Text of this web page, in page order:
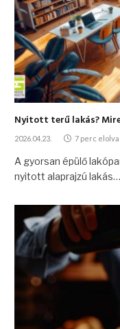
Nyitott terű lakás?
2026.04.23. 7 perc
A gyorsan épülő
nyitott alaprajzú lakás…